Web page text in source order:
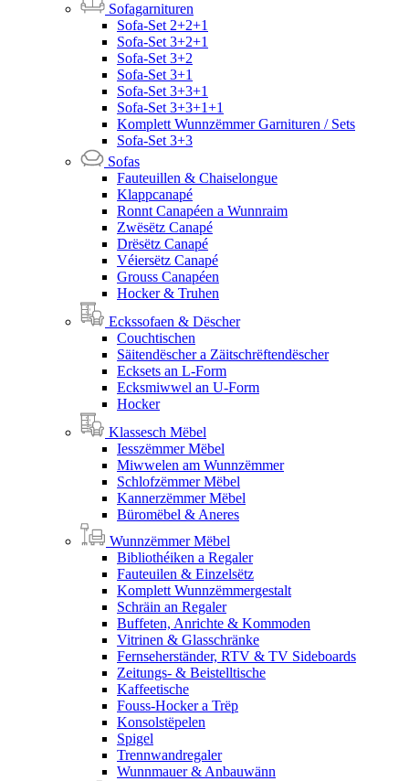
Sofagarnituren
Sofa-Set 2+2+1
Sofa-Set 3+2+1
Sofa-Set 3+2
Sofa-Set 3+1
Sofa-Set 3+3+1
Sofa-Set 3+3+1+1
Komplett Wunnzëmmer Garnituren / Sets
Sofa-Set 3+3
Sofas
Fauteuillen & Chaiselongue
Klappcanapé
Ronnt Canapéen a Wunnraim
Zwësëtz Canapé
Drësëtz Canapé
Véiersëtz Canapé
Grouss Canapéen
Hocker & Truhen
Eckssofaen & Dëscher
Couchtischen
Säitendëscher a Zäitschrëftendëscher
Ecksets an L-Form
Ecksmiwwel an U-Form
Hocker
Klassesch Mëbel
Iesszëmmer Mëbel
Miwwelen am Wunnzëmmer
Schlofzëmmer Mëbel
Kannerzëmmer Mëbel
Büromëbel & Aneres
Wunnzëmmer Mëbel
Bibliothéiken a Regaler
Fauteuilen & Einzelsëtz
Komplett Wunnzëmmergestalt
Schräin an Regaler
Buffeten, Anrichte & Kommoden
Vitrinen & Glasschränke
Fernseherständer, RTV & TV Sideboards
Zeitungs- & Beistelltische
Kaffeetische
Fouss-Hocker a Trëp
Konsolstëpelen
Spigel
Trennwandregaler
Wunnmauer & Anbauwänn